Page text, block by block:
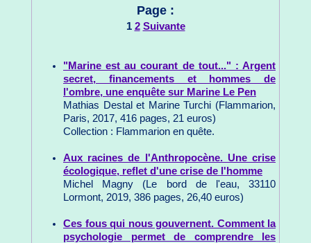
Page :
1 2 Suivante
"Marine est au courant de tout..." : Argent
secret, financements et hommes de
l'ombre, une enquête sur Marine Le Pen
Mathias Destal et Marine Turchi (Flammarion,
Paris, 2017, 416 pages, 21 euros)
Collection : Flammarion en quête.
Aux racines de l'Anthropocène. Une crise
écologique, reflet d'une crise de l'homme
Michel Magny (Le bord de l'eau, 33110
Lormont, 2019, 386 pages, 26,40 euros)
Ces fous qui nous gouvernent. Comment la
psychologie permet de comprendre les